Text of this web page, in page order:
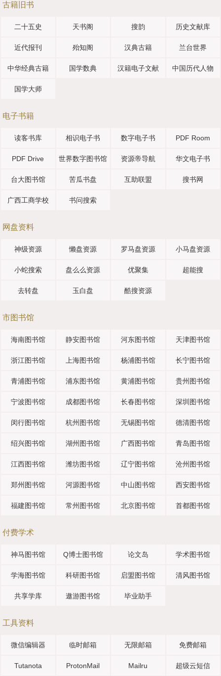
古籍旧书
二十五史 天书阁 搜韵 历史文献库
近代报刊 殆知阁 汉典古籍 兰台世界
中华经典古籍 国学数典 汉籍电子文献 中国历代人物
国学大师
电子书籍
读客书库 相识电子书 数字电子书 PDF Room
PDF Drive 世界数字图书馆 资源帝导航 华文电子书
台大图书馆 苦瓜书盘 互助联盟 搜书网
广西工商学校 书问搜索
网盘资料
神级资源 懒盘资源 罗马盘资源 小马盘资源
小蛇搜索 盘么么资源 优聚集 超能搜
去转盘 玉白盘 酷搜资源
市图书馆
海南图书馆 静安图书馆 河东图书馆 天津图书馆
浙江图书馆 上海图书馆 杨浦图书馆 长宁图书馆
青浦图书馆 浦东图书馆 黄浦图书馆 贵州图书馆
宁波图书馆 成都图书馆 长春图书馆 深圳图书馆
闵行图书馆 杭州图书馆 无锡图书馆 德清图书馆
绍兴图书馆 湖州图书馆 广西图书馆 青岛图书馆
江西图书馆 潍坊图书馆 辽宁图书馆 沧州图书馆
郑州图书馆 河源图书馆 中山图书馆 西安图书馆
福建图书馆 常州图书馆 北京图书馆 首都图书馆
付费学术
神马图书馆 Q博士图书馆 论文岛 学术图书馆
学海图书馆 科研图书馆 启盟图书馆 清风图书馆
共享学库 遨游图书馆 毕业助手
工具资料
微信编辑器 临时邮箱 无限邮箱 免费邮箱
Tutanota ProtonMail Mailru 超级云短信